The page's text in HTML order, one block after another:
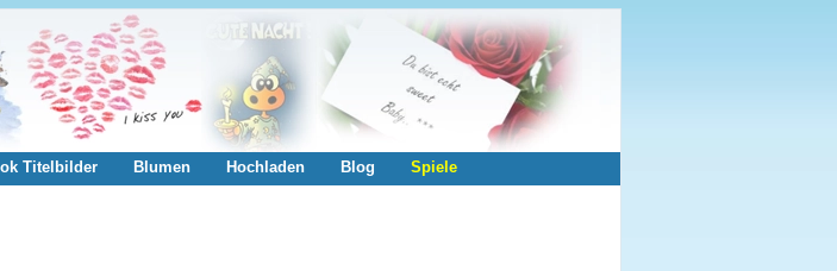
Titelbilder Blumen Hochladen Blog Spiele